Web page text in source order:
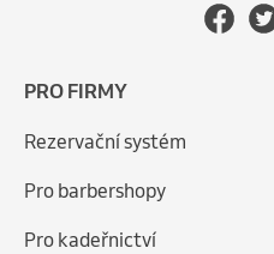
PRO FIRMY
Rezervační systém
Pro barbershopy
Pro kadeřnictví